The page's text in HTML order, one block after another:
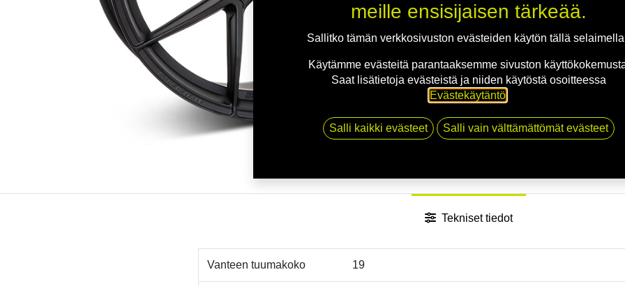
Jaa
Toimitusehdot
Tekniset tiedot
Vanteen tuumakoko 19
meille ensisijaisen tärkeää.
Sallitko tämän verkkosivuston evästeiden käytön tällä
Käytämme evästeitä parantaaksemme sivuston
Saat lisätietoja evästeistä ja niiden käytöstä osoitteessa
Evästekäytäntö.
Salli kaikki evästeet Salli vain välttämättömät evästeet